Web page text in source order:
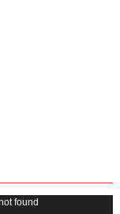
found